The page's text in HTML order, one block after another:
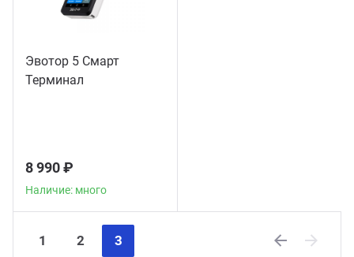
Эвотор 5 Смарт
Терминал
8 990 ₽
Наличие: много
1 2
3